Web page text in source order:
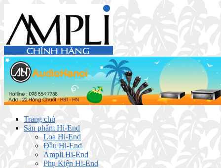
Trang chủ
Sản phẩm Hi-End
Loa Hi-End
Đầu Hi-End
Ampli Hi-End
Phụ Kiện Hi-End